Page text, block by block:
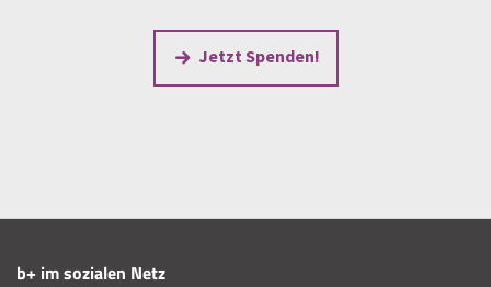
Jetzt Spenden!
b+ im sozialen Netz